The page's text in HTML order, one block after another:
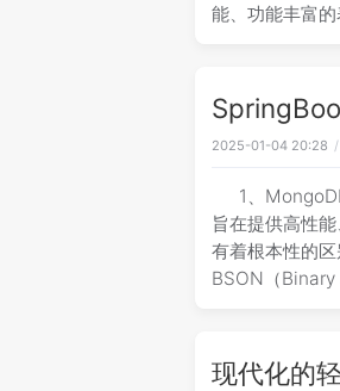
能、功能丰富
2025-01-04 20:28
1、
旨在提供高性
有着根本性的
BSON（Binary
现代化的